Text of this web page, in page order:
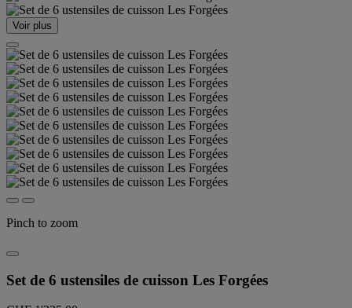
Voir plus
Pinch to zoom
Set de 6 ustensiles de cuisson Les Forgées